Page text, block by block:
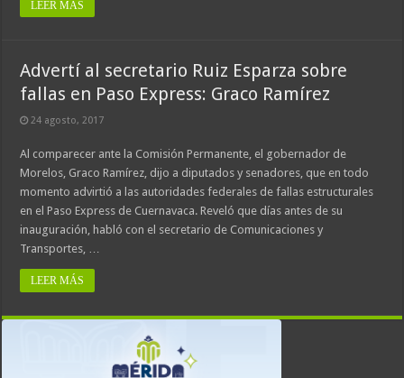
LEER MÁS
Advertí al secretario Ruiz Esparza sobre
fallas en Paso Express: Graco Ramírez
24 agosto, 2017
Al comparecer ante la Comisión Permanente, el gobernador de
Morelos, Graco Ramírez, dijo a diputados y senadores, que en todo
momento advirtió a las autoridades federales de fallas estructurales
en el Paso Express de Cuernavaca. Reveló que días antes de su
inauguración, habló con el secretario de Comunicaciones y
Transportes, …
LEER MÁS